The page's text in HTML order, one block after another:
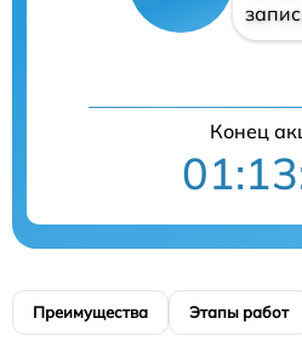
Конец
Преимущества Этапы работ